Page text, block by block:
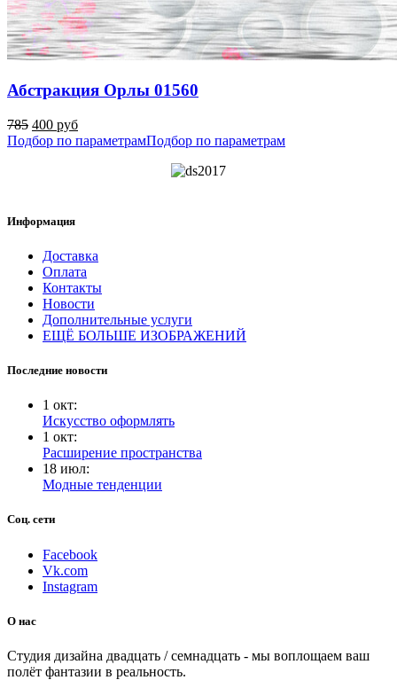
Абстракция Орлы 01560
785 400 руб
Подбор по параметрамПодбор по параметрам
Информация
Доставка
Оплата
Контакты
Новости
Дополнительные услуги
ЕЩЁ БОЛЬШЕ ИЗОБРАЖЕНИЙ
Последние новости
1 окт:
Искусство оформлять
1 окт:
Расширение пространства
18 июл:
Модные тенденции
Соц. сети
Facebook
Vk.com
Instagram
О нас
Студия дизайна двадцать / семнадцать - мы воплощаем ваш
полёт фантазии в реальность.